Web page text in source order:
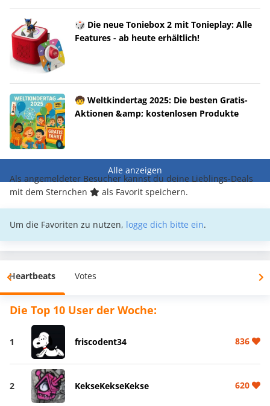
🎲 Die neue Toniebox 2 mit Tonieplay: Alle
Features - ab heute erhältlich!
🧒 Weltkindertag 2025: Die besten Gratis-
Aktionen &amp; kostenlosen Produkte
Alle anzeigen
Als angemeldeter Besucher kannst du deine Lieblings-Deals
mit dem Sternchen
als Favorit speichern.
Um die Favoriten zu nutzen, logge dich bitte ein.
Heartbeats Votes
Die Top 10 User der Woche:
1 friscodent34 836
2 KekseKekseKekse 620